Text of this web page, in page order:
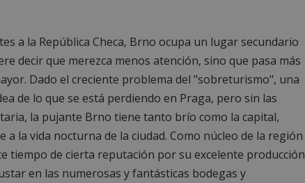
a la República Checa, Brno ocupa un lugar secundario
decir que merezca menos atención, sino que pasa más
Dado el creciente problema del "sobreturismo", una
de lo que se está perdiendo en Praga, pero sin las
la pujante Brno tiene tanto brío como la capital,
a la vida nocturna de la ciudad. Como núcleo de la región
tiempo de cierta reputación por su excelente producción
en las numerosas y fantásticas bodegas y